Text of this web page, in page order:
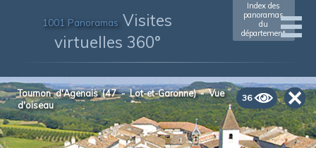
1001 Panoramas Visites
virtuelles 360°
Index des
panoramas
du
département
36
Tournon d'Agenais (47 - Lot-et-Garonne) - Vue
d'oiseau